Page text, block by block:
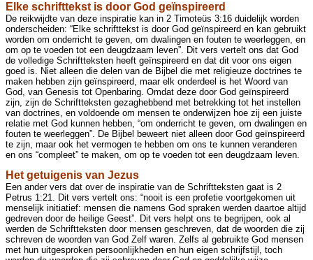
Elke schrifttekst is door God geïnspireerd
De reikwijdte van deze inspiratie kan in 2 Timoteüs 3:16 duidelijk worden
onderscheiden: “Elke schrifttekst is door God geïnspireerd en kan gebruikt
worden om onderricht te geven, om dwalingen en fouten te weerleggen, en
om op te voeden tot een deugdzaam leven”. Dit vers vertelt ons dat God
de volledige Schriftteksten heeft geïnspireerd en dat dit voor ons eigen
goed is. Niet alleen die delen van de Bijbel die met religieuze doctrines te
maken hebben zijn geïnspireerd, maar elk onderdeel is het Woord van
God, van Genesis tot Openbaring. Omdat deze door God geïnspireerd
zijn, zijn de Schriftteksten gezaghebbend met betrekking tot het instellen
van doctrines, en voldoende om mensen te onderwijzen hoe zij een juiste
relatie met God kunnen hebben, “om onderricht te geven, om dwalingen en
fouten te weerleggen”. De Bijbel beweert niet alleen door God geïnspireerd
te zijn, maar ook het vermogen te hebben om ons te kunnen veranderen
en ons “compleet” te maken, om op te voeden tot een deugdzaam leven.
Het getuigenis van Jezus
Een ander vers dat over de inspiratie van de Schriftteksten gaat is 2
Petrus 1:21. Dit vers vertelt ons: “nooit is een profetie voortgekomen uit
menselijk initiatief: mensen die namens God spraken werden daartoe altijd
gedreven door de heilige Geest”. Dit vers helpt ons te begrijpen, ook al
werden de Schriftteksten door mensen geschreven, dat de woorden die zij
schreven de woorden van God Zelf waren. Zelfs al gebruikte God mensen
met hun uitgesproken persoonlijkheden en hun eigen schrijfstijl, toch